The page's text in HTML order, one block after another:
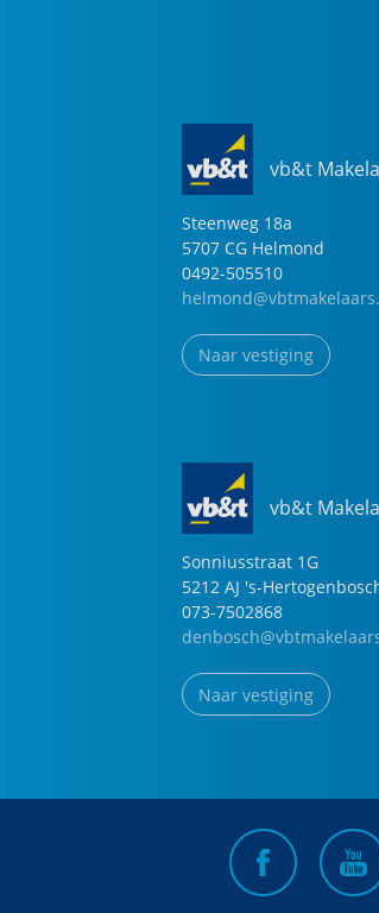
vb&t
Steenweg 18a
5707 CG Helmond
0492-505510
Naar vestiging
vb&t
Sonniusstraat 1G
5212 AJ 's-
073-7502868
Naar vestiging